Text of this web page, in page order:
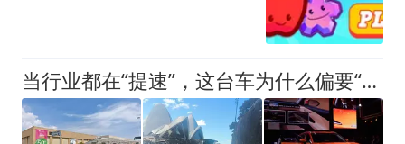
当行业都在“提速”，这台车为什么偏要“慢”下来？